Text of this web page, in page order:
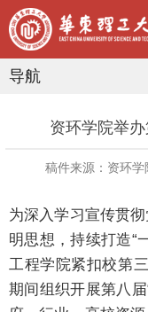
导航
资环学院举
稿件来源：资环学
为深入学习宣传贯
明思想，持续打造“
工程学院紧扣校第
期间组织开展第八